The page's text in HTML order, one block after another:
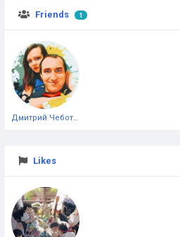
Friends 1
Likes